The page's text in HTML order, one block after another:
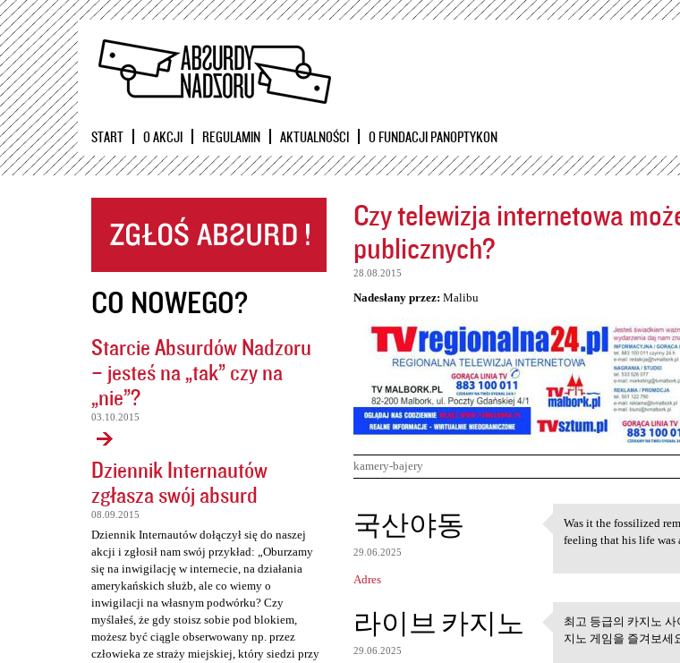
Przejdź
START O AKCJI REGULAMIN AKTUALNOŚCI O FUNDACJI PANOPTYKON
CO NOWEGO?
Starcie Absurdów Nadzoru
– jesteś na „tak” czy na
„nie”?
03.10.2015
Dziennik Internautów
zgłasza swój absurd
08.09.2015
Dziennik Internautów dołączył się do naszej
akcji i zgłosił nam swój przykład: „Oburzamy
się na inwigilację w internecie, na działania
amerykańskich służb, ale co wiemy o
inwigilacji na własnym podwórku? Czy
myślałeś, że gdy stoisz sobie pod blokiem,
możesz być ciągle obserwowany np. przez
człowieka ze straży miejskiej, który siedzi przy
Czy telewizja internetowa
publicznych?
28.08.2015
Nadesłany przez: Malibu
kamery-bajery
K
o
m
e
n
t
국산야동
29.06.2025
Adres
Was it the
Was it the fossilized
feeling that his life was
라이브 카지노
29.06.2025
최고 등급의
최고 등급의 카지노
지노 게임을 즐겨보세